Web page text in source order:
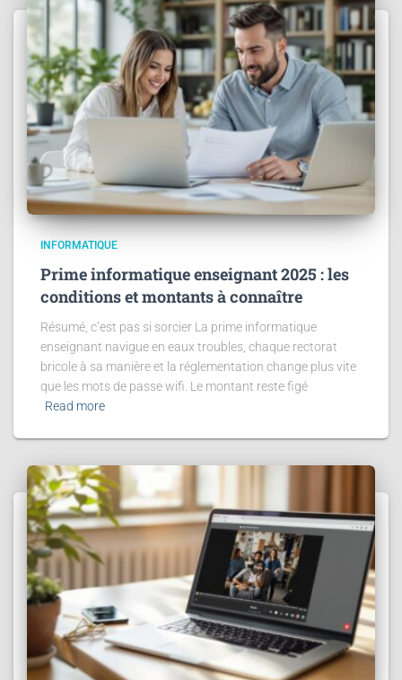
INFORMATIQUE
Prime informatique enseignant 2025 : les
conditions et montants à connaître
Résumé, c’est pas si sorcier La prime informatique
enseignant navigue en eaux troubles, chaque rectorat
bricole à sa manière et la réglementation change plus vite
que les mots de passe wifi. Le montant reste figé
Read more